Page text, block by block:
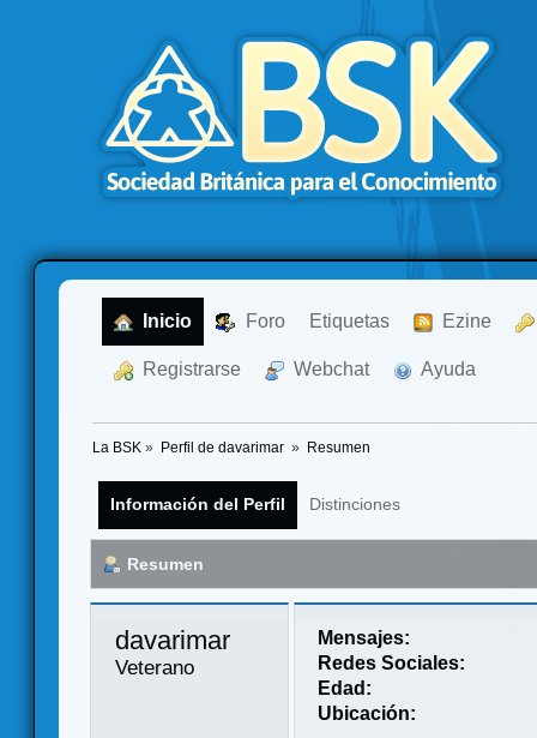
Inicio Foro Etiquetas Ezine
Registrarse Webchat Ayuda
La BSK » Perfil de davarimar » Resumen
Información del Perfil Distinciones
Resumen
davarimar
Veterano
Mensajes:
Redes Sociales:
Edad:
Ubicación: